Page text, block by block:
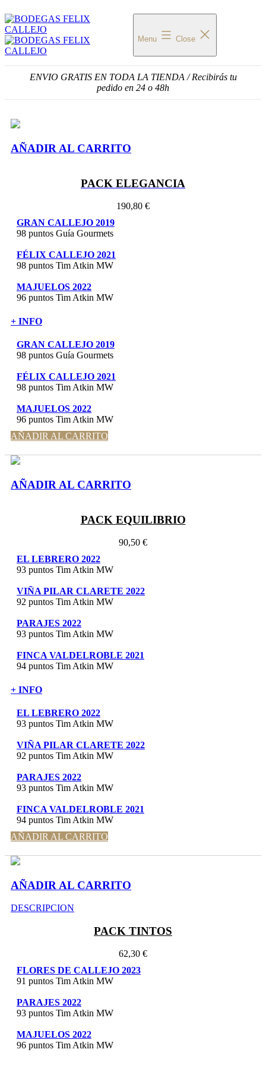
Menu Close
ENVIO GRATIS EN TODA LA TIENDA / Recibirás tu
pedido en 24 o 48h
AÑADIR AL CARRITO
PACK ELEGANCIA
190,80 €
GRAN CALLEJO 2019
98 puntos Guía Gourmets
FÉLIX CALLEJO 2021
98 puntos Tim Atkin MW
MAJUELOS 2022
96 puntos Tim Atkin MW
+ INFO
GRAN CALLEJO 2019
98 puntos Guía Gourmets
FÉLIX CALLEJO 2021
98 puntos Tim Atkin MW
MAJUELOS 2022
96 puntos Tim Atkin MW
AÑADIR AL CARRITO
AÑADIR AL CARRITO
PACK EQUILIBRIO
90,50 €
EL LEBRERO 2022
93 puntos Tim Atkin MW
VIÑA PILAR CLARETE 2022
92 puntos Tim Atkin MW
PARAJES 2022
93 puntos Tim Atkin MW
FINCA VALDELROBLE 2021
94 puntos Tim Atkin MW
+ INFO
EL LEBRERO 2022
93 puntos Tim Atkin MW
VIÑA PILAR CLARETE 2022
92 puntos Tim Atkin MW
PARAJES 2022
93 puntos Tim Atkin MW
FINCA VALDELROBLE 2021
94 puntos Tim Atkin MW
AÑADIR AL CARRITO
AÑADIR AL CARRITO
DESCRIPCION
PACK TINTOS
62,30 €
FLORES DE CALLEJO 2023
91 puntos Tim Atkin MW
PARAJES 2022
93 puntos Tim Atkin MW
MAJUELOS 2022
96 puntos Tim Atkin MW